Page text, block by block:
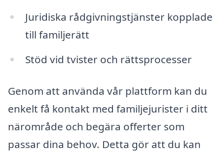
Juridiska rådgivningstjänster kopplade
till familjerätt
Stöd vid tvister och rättsprocesser
Genom att använda vår plattform kan du
enkelt få kontakt med familjejurister i ditt
närområde och begära offerter som
passar dina behov. Detta gör att du kan